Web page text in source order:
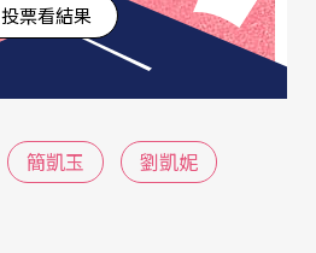
投票看結果
簡凱玉
劉凱妮